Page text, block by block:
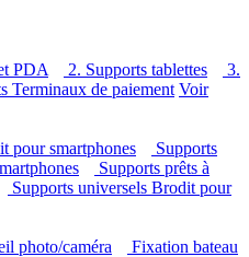
PDA
2. Supports tablettes
Terminaux de paiement Voir
pour smartphones
Supports
Supports prêts à
Supports universels Brodit pour
photo/caméra
Fixation